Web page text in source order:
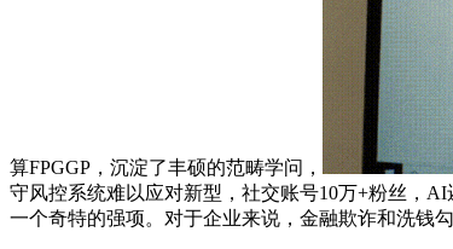
算FPGGP，沉淀了丰硕的范畴学问，
守风控系统难以应对新型，社交账号10万+粉丝，
一个奇特的强项。对于企业来说，金融欺诈和洗钱